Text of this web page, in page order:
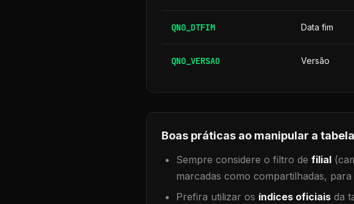
QN0_DTFIM Data fim
QN0_VERSAO Versão
Boas práticas ao manipular a tabela
Sempre considere o filtro de filial
marcadas como compartilhadas,
Prefira utilizar os índices oficiais da